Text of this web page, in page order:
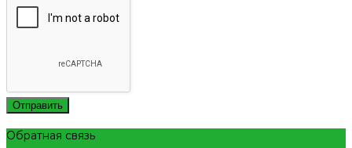
Отправить
Обратная связь